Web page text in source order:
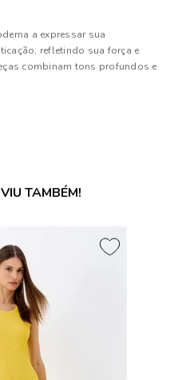
a expressar sua
refletindo sua força e
combinam tons profundos e
e elegância.
TAMBÉM!